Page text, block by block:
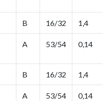
B 16/32 1,4
A 53/54 0,14
B 16/32 1,4
A 53/54 0,14